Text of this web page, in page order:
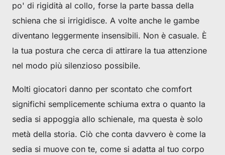
po' di rigidità al collo, forse la parte bassa della
schiena che si irrigidisce. A volte anche le gambe
diventano leggermente insensibili. Non è casuale. È
la tua postura che cerca di attirare la tua attenzione
nel modo più silenzioso possibile.
Molti giocatori danno per scontato che comfort
significhi semplicemente schiuma extra o quanto la
sedia si appoggia allo schienale, ma questa è solo
metà della storia. Ciò che conta davvero è come la
sedia si muove con te, come si adatta al tuo corpo